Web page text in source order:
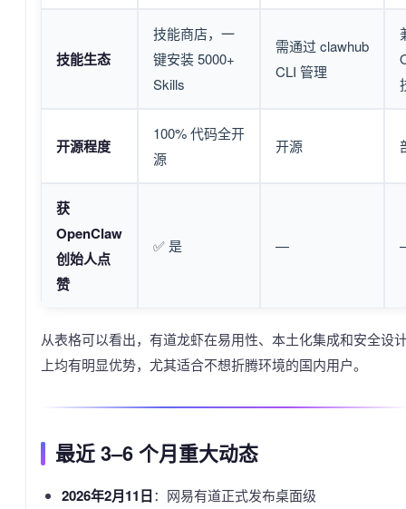
技能生态
技能商店，一
键安装 5000+
Skills
需通过 clawhub
CLI 管理
开源程度
100% 代码全开
源
开源
获
OpenClaw
创始人点
赞
✅ 是 —
从表格可以看出，有道龙虾在易用性、本土化集成和安全设
上均有明显优势，尤其适合不想折腾环境的国内用户。
最近 3–6 个月重大动态
2026年2月11日：网易有道正式发布桌面级